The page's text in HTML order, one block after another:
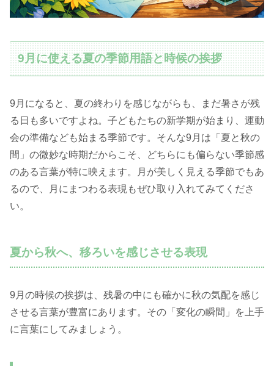
9月に使える夏の季節用語と時候の挨拶
9月になると、夏の終わりを感じながらも、まだ暑さが残
る日も多いですよね。子どもたちの新学期が始まり、運動
会の準備なども始まる季節です。そんな9月は「夏と秋の
間」の微妙な時期だからこそ、どちらにも偏らない季節感
のある言葉が特に映えます。月が美しく見える季節でもあ
るので、月にまつわる表現もぜひ取り入れてみてくださ
い。
夏から秋へ、移ろいを感じさせる表現
9月の時候の挨拶は、残暑の中にも確かに秋の気配を感じ
させる言葉が豊富にあります。その「変化の瞬間」を上手
に言葉にしてみましょう。